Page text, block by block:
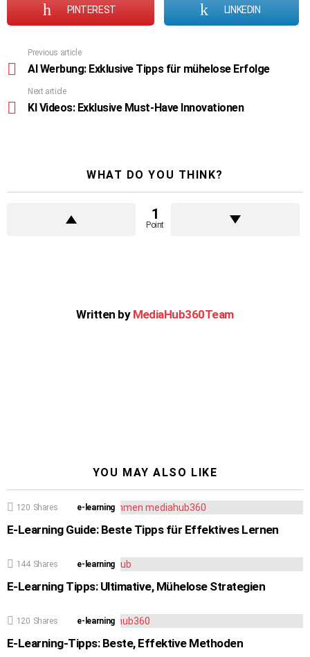
PINTEREST LINKEDIN
more
Previous article
AI Werbung: Exklusive Tipps für mühelose Erfolge
Next article
KI Videos: Exklusive Must-Have Innovationen
WHAT DO YOU THINK?
1
Point
Written by MediaHub360Team
YOU MAY ALSO LIKE
120 Shares e-learning
E-Learning Guide: Beste Tipps für Effektives Lernen
144 Shares e-learning
E-Learning Tipps: Ultimative, Mühelose Strategien
120 Shares e-learning
E-Learning-Tipps: Beste, Effektive Methoden